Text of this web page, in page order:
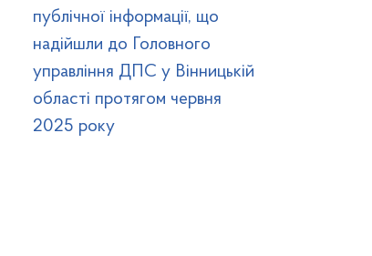
публічної інформації, що
надійшли до Головного
управління ДПС у Вінницькій
області протягом червня
2025 року